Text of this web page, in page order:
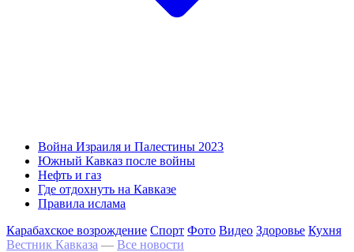
Война Израиля и Палестины 2023
Южный Кавказ после войны
Нефть и газ
Где отдохнуть на Кавказе
Правила ислама
Карабахское возрождение Спорт Фото Видео Здоровье Кухня
Вестник Кавказа — Все новости